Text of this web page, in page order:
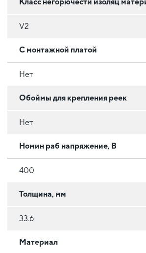
V2
С монтажной платой
Нет
Обоймы для крепления реек
Нет
Номин раб напряжение, В
400
Толщина, мм
33.6
Материал